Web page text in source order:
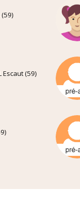
Escaut (59)